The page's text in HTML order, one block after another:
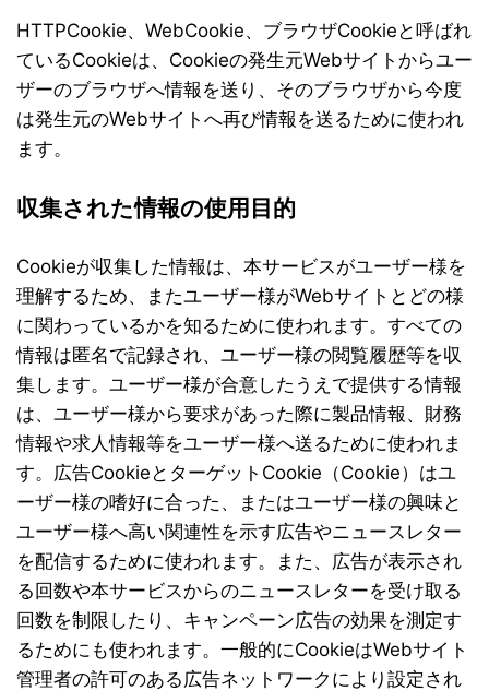
HTTPCookie、WebCookie、ブラウザCookieと呼ばれ
ているCookieは、Cookieの発生元Webサイトからユー
ザーのブラウザへ情報を送り、そのブラウザから今度
は発生元のWebサイトへ再び情報を送るために使われ
ます。
収集された情報の使用目的
Cookieが収集した情報は、本サービスがユーザー様を
理解するため、またユーザー様がWebサイトとどの様
に関わっているかを知るために使われます。すべての
情報は匿名で記録され、ユーザー様の閲覧履歴等を収
集します。ユーザー様が合意したうえで提供する情報
は、ユーザー様から要求があった際に製品情報、財務
情報や求人情報等をユーザー様へ送るために使われま
す。広告CookieとターゲットCookie（Cookie）はユ
ーザー様の嗜好に合った、またはユーザー様の興味と
ユーザー様へ高い関連性を示す広告やニュースレター
を配信するために使われます。また、広告が表示され
る回数や本サービスからのニュースレターを受け取る
回数を制限したり、キャンペーン広告の効果を測定す
るためにも使われます。一般的にCookieはWebサイト
管理者の許可のある広告ネットワークにより設定され